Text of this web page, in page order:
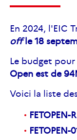
En 2024, l'EIC
offle18
Le budget
Open est de
Voici la liste
FETOPEN-
FETOPEN-